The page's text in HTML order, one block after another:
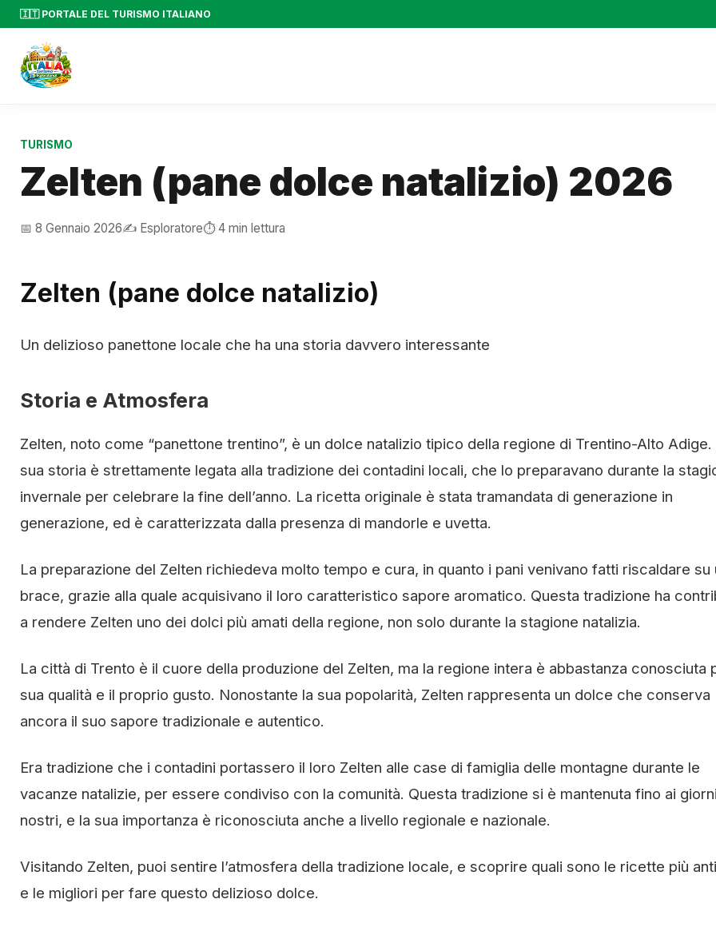
🇮🇹 PORTALE DEL TURISMO ITALIANO
TURISMO
Zelten (pane dolce natalizio) 2026
📅 8 Gennaio 2026✍️ Esploratore⏱️ 4 min lettura
Zelten (pane dolce natalizio)
Un delizioso panettone locale che ha una storia davvero interessante
Storia e Atmosfera
Zelten, noto come “panettone trentino”, è un dolce natalizio tipico della regione di Trentino-Alto Adige.
sua storia è strettamente legata alla tradizione dei contadini locali, che lo preparavano durante la
invernale per celebrare la fine dell’anno. La ricetta originale è stata tramandata di generazione in
generazione, ed è caratterizzata dalla presenza di mandorle e uvetta.
La preparazione del Zelten richiedeva molto tempo e cura, in quanto i pani venivano fatti riscaldare su
brace, grazie alla quale acquisivano il loro caratteristico sapore aromatico. Questa tradizione ha
a rendere Zelten uno dei dolci più amati della regione, non solo durante la stagione natalizia.
La città di Trento è il cuore della produzione del Zelten, ma la regione intera è abbastanza conosciuta
sua qualità e il proprio gusto. Nonostante la sua popolarità, Zelten rappresenta un dolce che conserva
ancora il suo sapore tradizionale e autentico.
Era tradizione che i contadini portassero il loro Zelten alle case di famiglia delle montagne durante le
vacanze natalizie, per essere condiviso con la comunità. Questa tradizione si è mantenuta fino ai giorni
nostri, e la sua importanza è riconosciuta anche a livello regionale e nazionale.
Visitando Zelten, puoi sentire l’atmosfera della tradizione locale, e scoprire quali sono le ricette più
e le migliori per fare questo delizioso dolce.